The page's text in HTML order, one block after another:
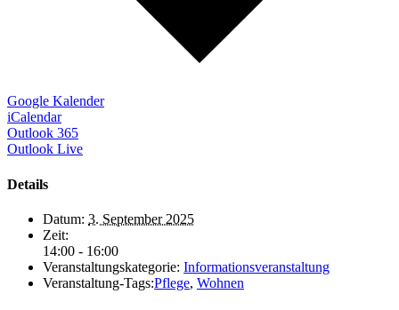
Google Kalender
iCalendar
Outlook 365
Outlook Live
Details
Datum: 3. September 2025
Zeit:
14:00 - 16:00
Veranstaltungskategorie: Informationsveranstaltung
Veranstaltung-Tags:Pflege, Wohnen